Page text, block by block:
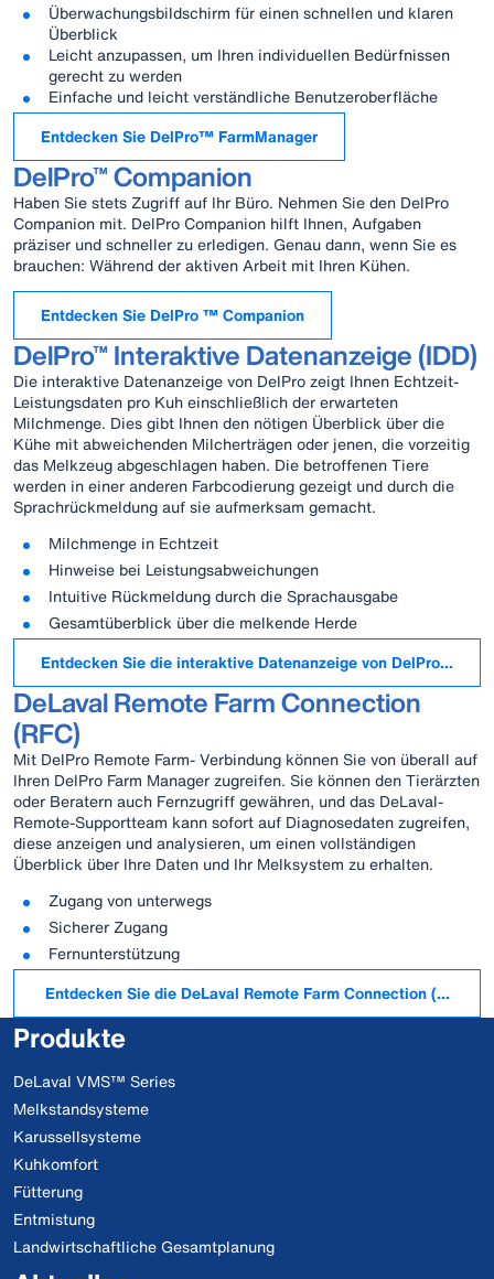
Überwachungsbildschirm für einen schnellen und klaren
Überblick
Leicht anzupassen, um Ihren individuellen Bedürfnissen
gerecht zu werden
Einfache und leicht verständliche Benutzeroberfläche
Entdecken Sie DelPro™ FarmManager
DelPro™ Companion
Haben Sie stets Zugriff auf Ihr Büro. Nehmen Sie den DelPro
Companion mit. DelPro Companion hilft Ihnen, Aufgaben
präziser und schneller zu erledigen. Genau dann, wenn Sie es
brauchen: Während der aktiven Arbeit mit Ihren Kühen.
Entdecken Sie DelPro ™ Companion
DelPro™ Interaktive Datenanzeige (IDD)
Die interaktive Datenanzeige von DelPro zeigt Ihnen Echtzeit-
Leistungsdaten pro Kuh einschließlich der erwarteten
Milchmenge. Dies gibt Ihnen den nötigen Überblick über die
Kühe mit abweichenden Milcherträgen oder jenen, die vorzeitig
das Melkzeug abgeschlagen haben. Die betroffenen Tiere
werden in einer anderen Farbcodierung gezeigt und durch die
Sprachrückmeldung auf sie aufmerksam gemacht.
Milchmenge in Echtzeit
Hinweise bei Leistungsabweichungen
Intuitive Rückmeldung durch die Sprachausgabe
Gesamtüberblick über die melkende Herde
Entdecken Sie die interaktive Datenanzeige von DelPro ™
DeLaval Remote Farm Connection
(RFC)
Mit DelPro Remote Farm- Verbindung können Sie von überall auf
Ihren DelPro Farm Manager zugreifen. Sie können den Tierärzten
oder Beratern auch Fernzugriff gewähren, und das DeLaval-
Remote-Supportteam kann sofort auf Diagnosedaten zugreifen,
diese anzeigen und analysieren, um einen vollständigen
Überblick über Ihre Daten und Ihr Melksystem zu erhalten.
Zugang von unterwegs
Sicherer Zugang
Fernunterstützung
Entdecken Sie die DeLaval Remote Farm Connection (RFC)
Produkte
DeLaval VMS™ Series
Melkstandsysteme
Karussellsysteme
Kuhkomfort
Fütterung
Entmistung
Landwirtschaftliche Gesamtplanung